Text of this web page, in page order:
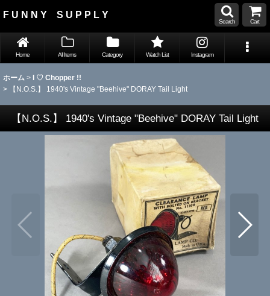
F U N N Y S U P P L Y
Search Cart
Home All Items Category Watch List Instagram
ホーム >
I ♡ Chopper !!
>
【N.O.S.】 1940's Vintage "Beehive" DORAY Tail Light
【N.O.S.】 1940's Vintage "Beehive" DORAY Tail Light